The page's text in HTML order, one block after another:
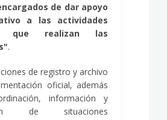
de dar apoyo
a las actividades
que realizan las
.
de registro y archivo
oficial, además
información y
de situaciones